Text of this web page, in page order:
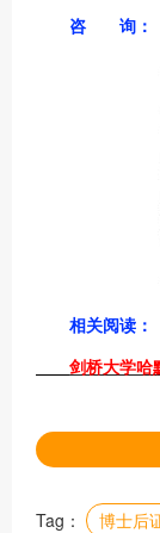
咨 询：
相关阅读：
剑桥大学哈
Tag： 博士后